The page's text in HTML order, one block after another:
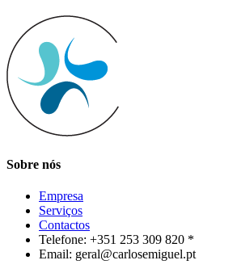
Sobre nós
Empresa
Serviços
Contactos
Telefone: +351 253 309 820 *
Email: geral@carlosemiguel.pt